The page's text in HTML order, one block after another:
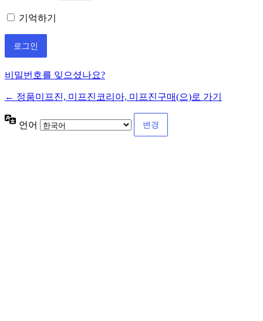
기억하기
비밀번호를 잊으셨나요?
← 정품미프진, 미프진코리아, 미프진구매(으)로 가기
언어